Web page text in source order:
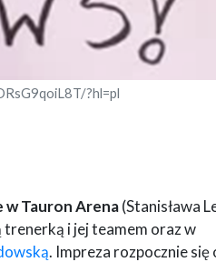
?hl=pl
w Tauron Arena(Stanisława
trenerką i jej teamem oraz w
. Impreza rozpocznie się